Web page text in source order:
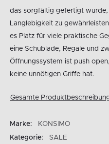
das sorgfältig gefertigt wurde,
Langlebigkeit zu
es Platz für viele praktische
eine Schublade, Regale und
Öffnungssystem ist push
keine unnötigen Griffe hat.
Gesamte
Marke:
KONSIMO
Kategorie:
SALE